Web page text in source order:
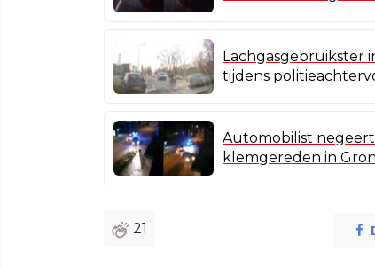
Lachgasgebruikster
tijdens
Automobilist
klemgereden in
21